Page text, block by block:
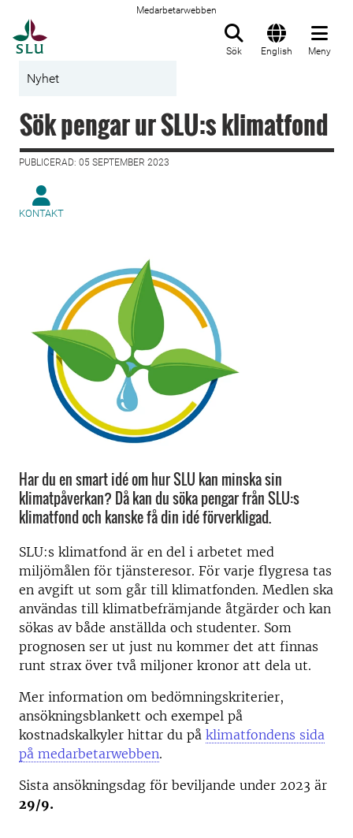
Medarbetarwebben
Sök English Meny
Nyhet
Sök pengar ur SLU:s klimatfond
PUBLICERAD: 05 SEPTEMBER 2023
KONTAKT
Har du en smart idé om hur SLU kan minska sin
klimatpåverkan? Då kan du söka pengar från SLU:s
klimatfond och kanske få din idé förverkligad.
SLU:s klimatfond är en del i arbetet med
miljömålen för tjänsteresor. För varje flygresa tas
en avgift ut som går till klimatfonden. Medlen ska
användas till klimatbefrämjande åtgärder och kan
sökas av både anställda och studenter. Som
prognosen ser ut just nu kommer det att finnas
runt strax över två miljoner kronor att dela ut.
Mer information om bedömningskriterier,
ansökningsblankett och exempel på
kostnadskalkyler hittar du på klimatfondens sida
på medarbetarwebben.
Sista ansökningsdag för beviljande under 2023 är
29/9.